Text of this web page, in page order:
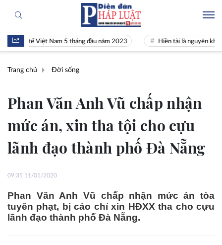
tế Việt Nam 5 tháng đầu năm 2023 Hiền tài là nguyên khí Quốc gia
Trang chủ Đời sống
Phan Văn Anh Vũ chấp nhận
mức án, xin tha tội cho cựu
lãnh đạo thành phố Đà Nẵng
09:35 11/01/2020
Phan Văn Anh Vũ chấp nhận mức án tòa
tuyên phạt, bị cáo chỉ xin HĐXX tha cho cựu
lãnh đạo thành phố Đà Nẵng.